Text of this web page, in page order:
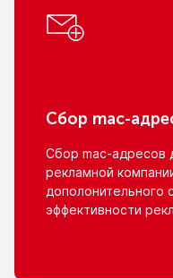
Сбор mac-
Сбор mac-адресов
рекламной
дополонительного
эффективности